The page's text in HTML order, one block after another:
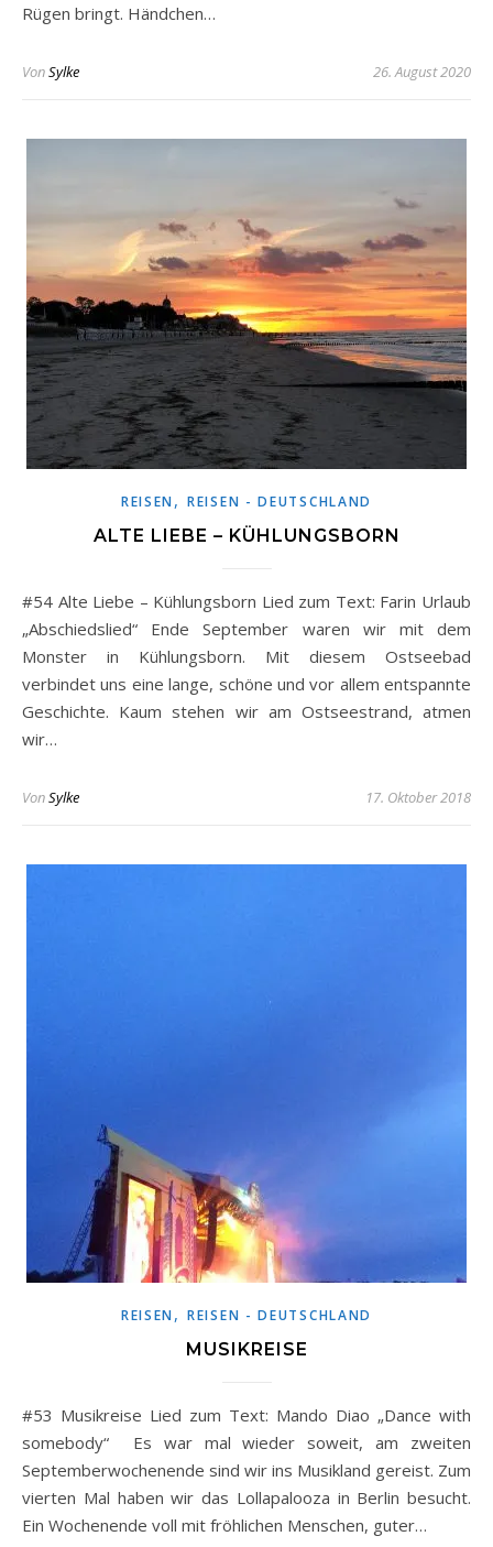
Rügen bringt. Händchen…
VonSylke 26. August 2020
REISEN,REISEN - DEUTSCHLAND
ALTE LIEBE – KÜHLUNGSBORN
#54 Alte Liebe – Kühlungsborn Lied zum Text: Farin Urlaub
„Abschiedslied“ Ende September waren wir mit dem
Monster in Kühlungsborn. Mit diesem Ostseebad
verbindet uns eine lange, schöne und vor allem entspannte
Geschichte. Kaum stehen wir am Ostseestrand, atmen
wir…
VonSylke 17. Oktober 2018
REISEN,REISEN - DEUTSCHLAND
MUSIKREISE
#53 Musikreise Lied zum Text: Mando Diao „Dance with
somebody“ Es war mal wieder soweit, am zweiten
Septemberwochenende sind wir ins Musikland gereist. Zum
vierten Mal haben wir das Lollapalooza in Berlin besucht.
Ein Wochenende voll mit fröhlichen Menschen, guter…